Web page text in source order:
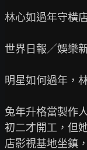
林心如過年守橫
世界日報╱娛樂
明星如何過年，
兔年升格當製作
初二才開工，但
店影視基地坐鎮